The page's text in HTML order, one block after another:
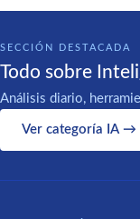
SECCIÓN DESTACADA
Todo sobre
Análisis diario,
Ver categoría IA →